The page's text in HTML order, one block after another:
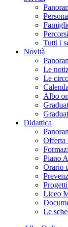
Tutti i
Novità
Le
Le
Albo
Didattica
Offerta
Piano
Orario
Liceo
Le